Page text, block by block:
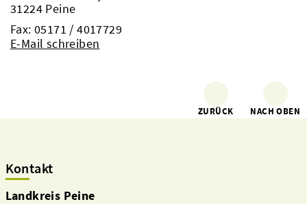
31224 Peine
Fax: 05171 / 4017729
E-Mail schreiben
ZURÜCK NACH OBEN
Kontakt
Landkreis Peine